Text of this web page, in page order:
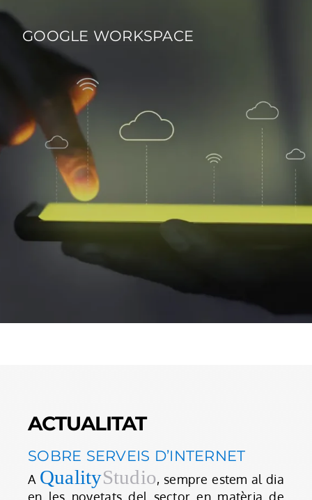
GOOGLE WORKSPACE
ACTUALITAT
SOBRE SERVEIS D’INTERNET
A QualityStudio, sempre estem al dia
en les novetats del sector en matèria de